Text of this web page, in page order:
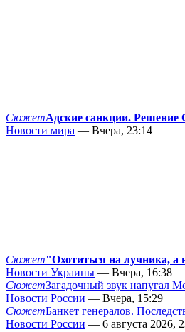
СюжетАдские санкции.
Новости мира — Вчера, 23:14
Сюжет"Охотиться на лучника, а
Новости Украины — Вчера, 16:38
СюжетЗагадочный звук напугал
Новости России — Вчера, 15:29
СюжетБанкет генералов.
Новости России — 6 августа 2026,